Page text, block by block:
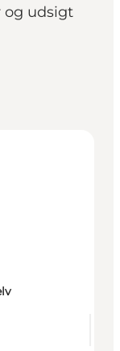
og udsigt